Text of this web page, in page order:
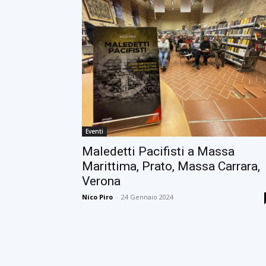
Eventi
Maledetti Pacifisti a Massa
Marittima, Prato, Massa Carrara,
Verona
Nico Piro - 24 Gennaio 2024